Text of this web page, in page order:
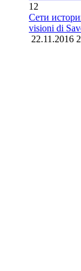
12
Сети
visioni di
22.11.2016